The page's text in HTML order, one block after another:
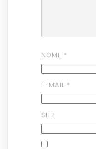
NOME *
E-MAIL *
SITE